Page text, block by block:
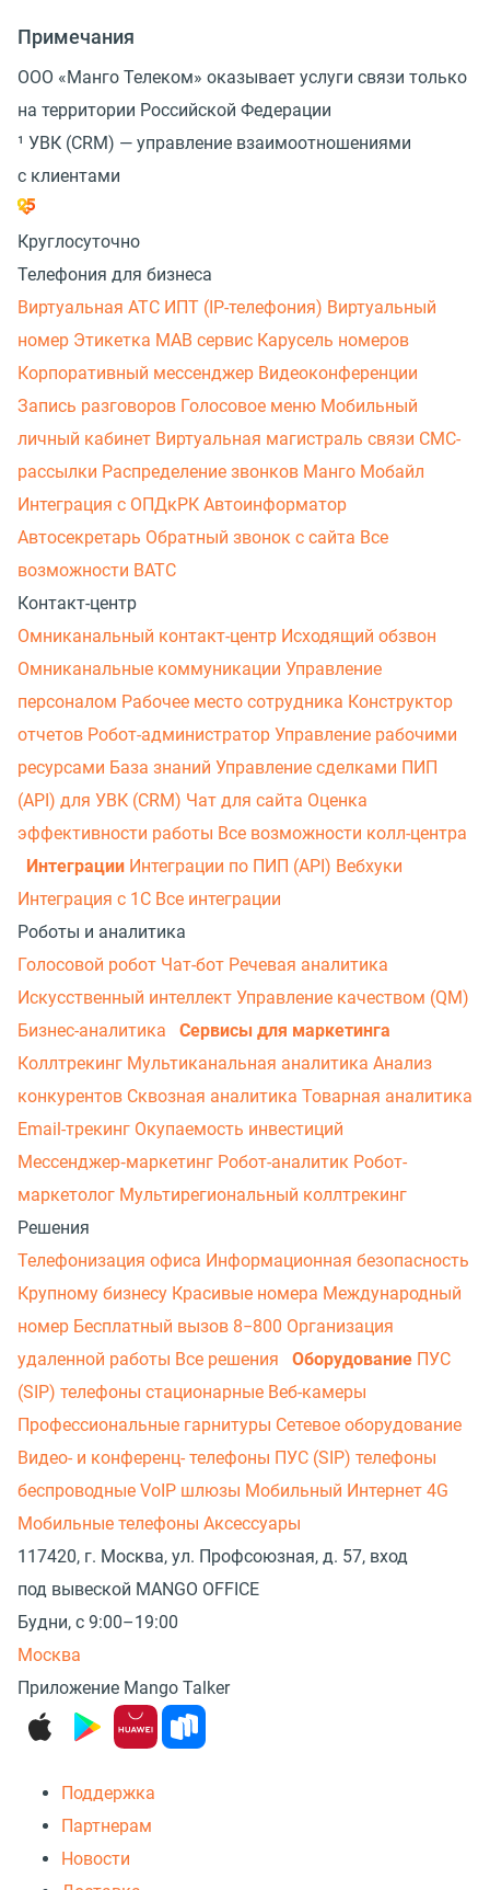
Примечания
ООО «Манго Телеком» оказывает услуги связи только
на территории Российской Федерации
¹ УВК (CRM) — управление взаимоотношениями
с клиентами
Круглосуточно
Телефония для бизнеса
Виртуальная АТС ИПТ (IP-телефония) Виртуальный
номер Этикетка МАВ сервис Карусель номеров
Корпоративный мессенджер Видеоконференции
Запись разговоров Голосовое меню Мобильный
личный кабинет Виртуальная магистраль связи СМС-
рассылки Распределение звонков Манго Мобайл
Интеграция с ОПДкРК Автоинформатор
Автосекретарь Обратный звонок с сайта Все
возможности ВАТС
Контакт-центр
Омниканальный контакт-центр Исходящий обзвон
Омниканальные коммуникации Управление
персоналом Рабочее место сотрудника Конструктор
отчетов Робот-администратор Управление рабочими
ресурсами База знаний Управление сделками ПИП
(API) для УВК (CRM) Чат для сайта Оценка
эффективности работы Все возможности колл-центра
Интеграции Интеграции по ПИП (API) Вебхуки
Интеграция с 1С Все интеграции
Роботы и аналитика
Голосовой робот Чат-бот Речевая аналитика
Искусственный интеллект Управление качеством (QM)
Бизнес-аналитика
Сервисы для маркетинга
Коллтрекинг Мультиканальная аналитика Анализ
конкурентов Сквозная аналитика Товарная аналитика
Email-трекинг Окупаемость инвестиций
Мессенджер‑маркетинг Робот-аналитик Робот-
маркетолог Мультирегиональный коллтрекинг
Решения
Телефонизация офиса Информационная безопасность
Крупному бизнесу Красивые номера Международный
номер Бесплатный вызов 8−800 Организация
удаленной работы Все решения Оборудование ПУС
(SIP) телефоны стационарные Веб-камеры
Профессиональные гарнитуры Сетевое оборудование
Видео- и конференц- телефоны ПУС (SIP) телефоны
беспроводные VoIP шлюзы Мобильный Интернет 4G
Мобильные телефоны Аксессуары
117420, г. Москва, ул. Профсоюзная, д. 57, вход
под вывеской MANGO OFFICE
Будни, с 9:00–19:00
Москва
Приложение Mango Talker
Поддержка
Партнерам
Новости